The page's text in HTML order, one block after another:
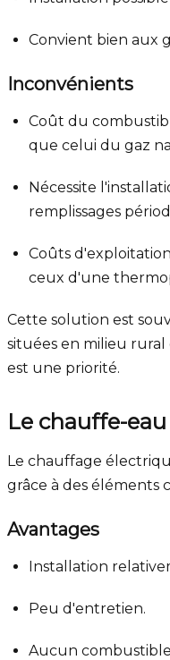
Convient bien aux
Inconvénients
Coût du
que celui du gaz
Nécessite
remplissages
Coûts
ceux d'une
Cette solution est
situées en milieu
est une priorité.
Le chauffe-
Le chauffage
grâce à des éléments
Avantages
Installation
Peu d'entretien.
Aucun